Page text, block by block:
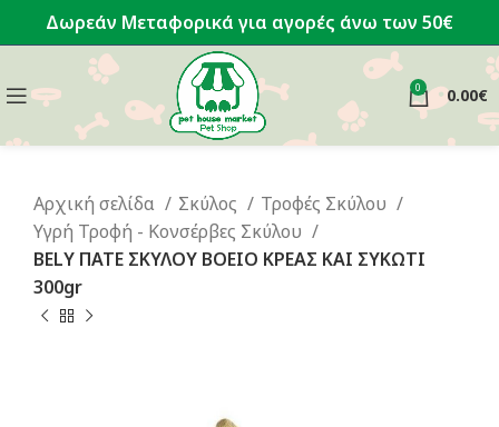
Δωρεάν Μεταφορικά για αγορές άνω των 50€
0 0.00€
Αρχική σελίδα Σκύλος
Τροφές Σκύλου
Υγρή Τροφή - Κονσέρβες Σκύλου
BELY ΠΑΤΕ ΣΚΥΛΟΥ ΒΟΕΙΟ ΚΡΕΑΣ ΚΑΙ ΣΥΚΩΤΙ
300gr